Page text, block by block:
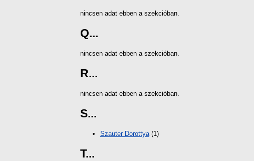
nincsen adat ebben a szekcióban.
Q...
nincsen adat ebben a szekcióban.
R...
nincsen adat ebben a szekcióban.
S...
Szauter Dorottya(1)
T...